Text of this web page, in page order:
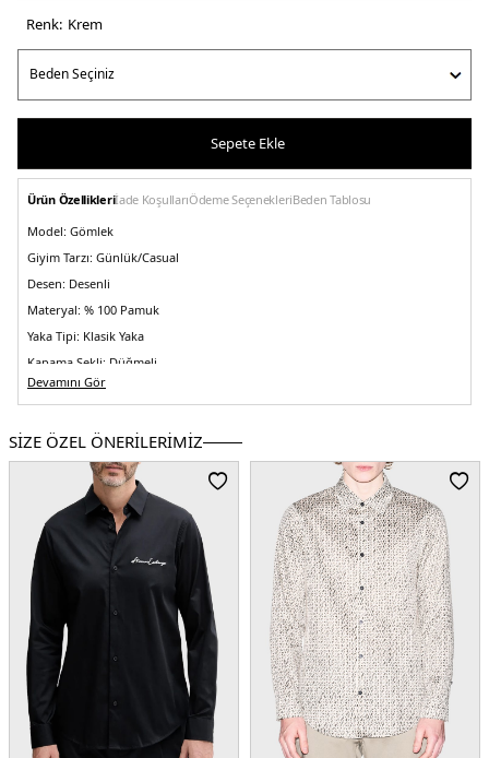
Renk: krem
Sepete Ekle
Ürün Özellikleriİade KoşullarıÖdeme SeçenekleriBeden Tablosu
Model: Gömlek
Giyim Tarzı: Günlük/Casual
Desen: Desenli
Materyal: % 100 Pamuk
Yaka Tipi: Klasik Yaka
Kapama Şekli: Düğmeli
Kol Tipi:Uzun Kol
Boy:Standart
Kalıp Bilgisi:Oversize Fit
Yaş Grubu:Yetişkin
Menşei:
Bangladeş
5DY1XM002290AF22716F1146.19
Devamını Gör
SİZE ÖZEL ÖNERİLERİMİZ